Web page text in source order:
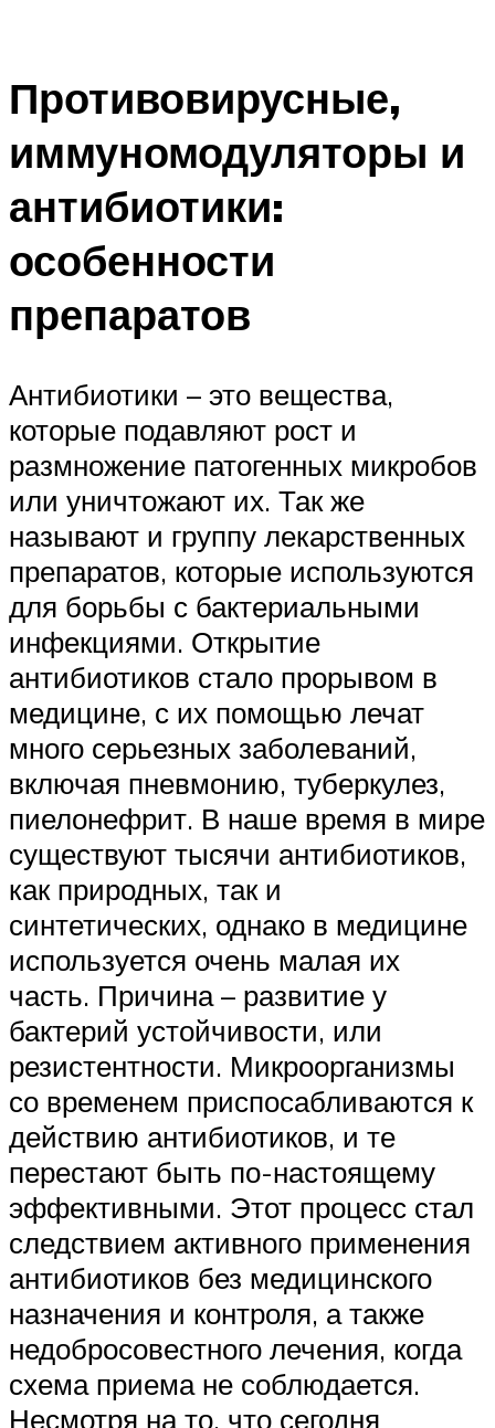
Противовирусные,
иммуномодуляторы и
антибиотики:
особенности
препаратов
Антибиотики – это вещества,
которые подавляют рост и
размножение патогенных микробов
или уничтожают их. Так же
называют и группу лекарственных
препаратов, которые используются
для борьбы с бактериальными
инфекциями. Открытие
антибиотиков стало прорывом в
медицине, с их помощью лечат
много серьезных заболеваний,
включая пневмонию, туберкулез,
пиелонефрит. В наше время в мире
существуют тысячи антибиотиков,
как природных, так и
синтетических, однако в медицине
используется очень малая их
часть. Причина – развитие у
бактерий устойчивости, или
резистентности. Микроорганизмы
со временем приспосабливаются к
действию антибиотиков, и те
перестают быть по-настоящему
эффективными. Этот процесс стал
следствием активного применения
антибиотиков без медицинского
назначения и контроля, а также
недобросовестного лечения, когда
схема приема не соблюдается.
Несмотря на то, что сегодня